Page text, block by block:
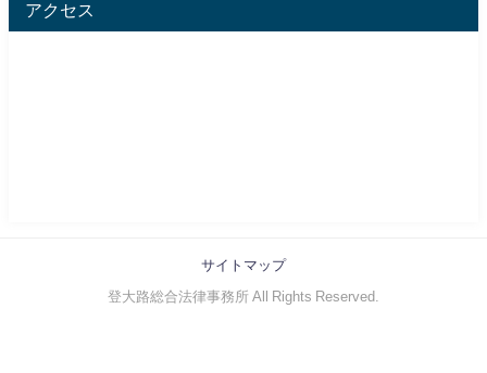
アクセス
サイトマップ
登大路総合法律事務所 All Rights Reserved.